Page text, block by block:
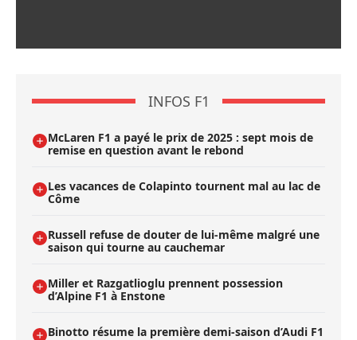
INFOS F1
McLaren F1 a payé le prix de 2025 : sept mois de
remise en question avant le rebond
Les vacances de Colapinto tournent mal au lac de
Côme
Russell refuse de douter de lui-même malgré une
saison qui tourne au cauchemar
Miller et Razgatlioglu prennent possession
d’Alpine F1 à Enstone
Binotto résume la première demi-saison d’Audi F1